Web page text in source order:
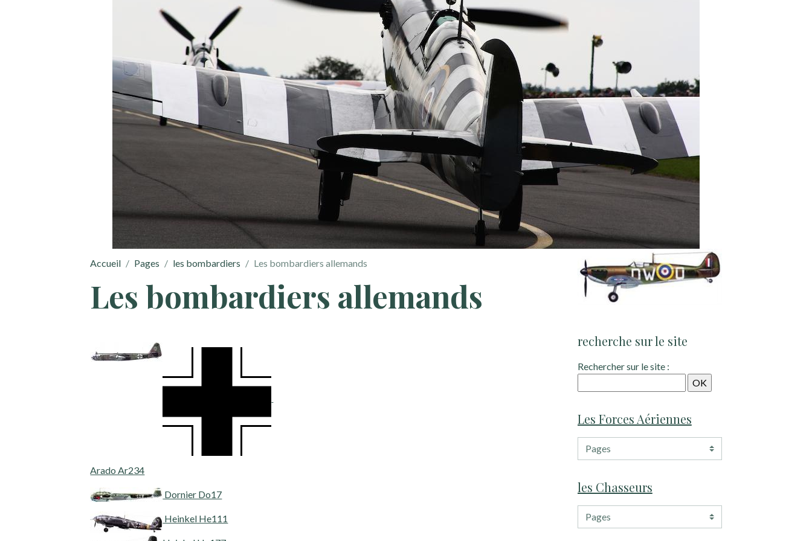
Accueil Pages les bombardiers Les bombardiers allemands
Les bombardiers allemands
Arado Ar234
Dornier Do17
Heinkel He111
recherche sur le site
Rechercher sur le site :
Les Forces Aériennes
les Chasseurs